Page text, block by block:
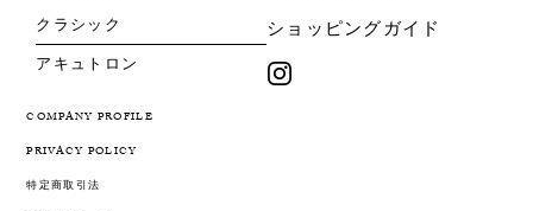
クラシック
アキュトロン
ショッピングガイド
COMPANY PROFILE
PRIVACY POLICY
特定商取引法